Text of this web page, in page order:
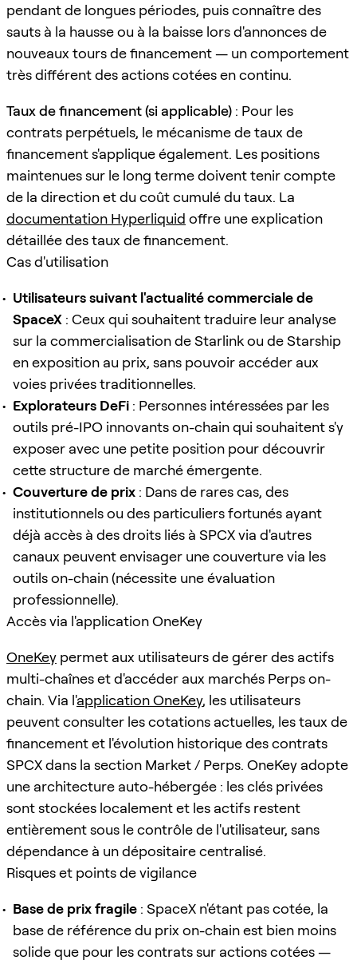
pendant de longues périodes, puis connaître des
sauts à la hausse ou à la baisse lors d'annonces de
nouveaux tours de financement — un comportement
très différent des actions cotées en continu.
Taux de financement (si applicable) : Pour les
contrats perpétuels, le mécanisme de taux de
financement s'applique également. Les positions
maintenues sur le long terme doivent tenir compte
de la direction et du coût cumulé du taux. La
documentation Hyperliquid offre une explication
détaillée des taux de financement.
Cas d'utilisation
Utilisateurs suivant l'actualité commerciale de
SpaceX : Ceux qui souhaitent traduire leur analyse
sur la commercialisation de Starlink ou de Starship
en exposition au prix, sans pouvoir accéder aux
voies privées traditionnelles.
Explorateurs DeFi : Personnes intéressées par les
outils pré-IPO innovants on-chain qui souhaitent s'y
exposer avec une petite position pour découvrir
cette structure de marché émergente.
Couverture de prix : Dans de rares cas, des
institutionnels ou des particuliers fortunés ayant
déjà accès à des droits liés à SPCX via d'autres
canaux peuvent envisager une couverture via les
outils on-chain (nécessite une évaluation
professionnelle).
Accès via l'application OneKey
OneKey permet aux utilisateurs de gérer des actifs
multi-chaînes et d'accéder aux marchés Perps on-
chain. Via l'application OneKey, les utilisateurs
peuvent consulter les cotations actuelles, les taux de
financement et l'évolution historique des contrats
SPCX dans la section Market / Perps. OneKey adopte
une architecture auto-hébergée : les clés privées
sont stockées localement et les actifs restent
entièrement sous le contrôle de l'utilisateur, sans
dépendance à un dépositaire centralisé.
Risques et points de vigilance
Base de prix fragile : SpaceX n'étant pas cotée, la
base de référence du prix on-chain est bien moins
solide que pour les contrats sur actions cotées —